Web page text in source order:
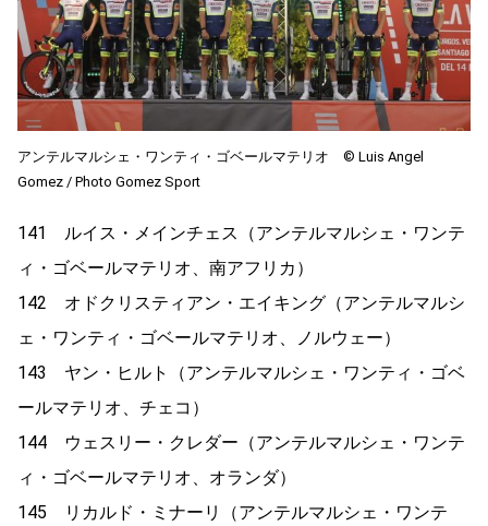
アンテルマルシェ・ワンティ・ゴベールマテリオ ©︎ Luis Angel
Gomez / Photo Gomez Sport
141 ルイス・メインチェス（アンテルマルシェ・ワンテ
ィ・ゴベールマテリオ、南アフリカ）
142 オドクリスティアン・エイキング（アンテルマルシ
ェ・ワンティ・ゴベールマテリオ、ノルウェー）
143 ヤン・ヒルト（アンテルマルシェ・ワンティ・ゴベ
ールマテリオ、チェコ）
144 ウェスリー・クレダー（アンテルマルシェ・ワンテ
ィ・ゴベールマテリオ、オランダ）
145 リカルド・ミナーリ（アンテルマルシェ・ワンテ